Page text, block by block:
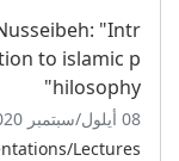
"Intr
to islamic p
hilosophy"
08 أيلول/سبتمبر 2020
Lectures